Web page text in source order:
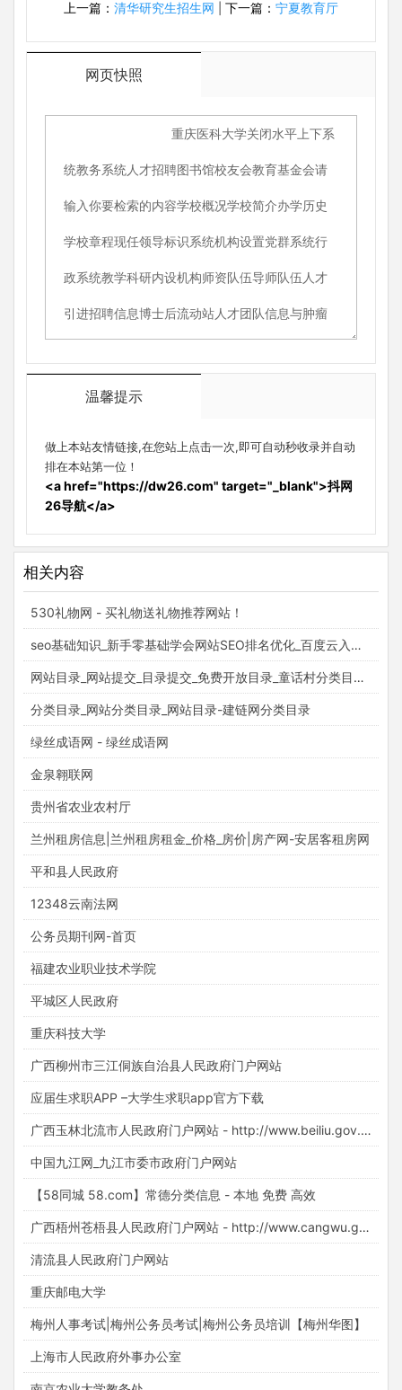
上一篇： 清华研究生招生网 下一篇： 宁夏教育厅
网页快照
温馨提示
做上本站友情链接,在您站上点击一次,即可自动秒收录并自动
排在本站第一位！
<a href="https://dw26.com" target="_blank">抖网
26导航</a>
相关内容
530礼物网 - 买礼物送礼物推荐网站！
seo基础知识_新手零基础学会网站SEO排名优化_百度云入门视频教程_梵吉seo
网站目录_网站提交_目录提交_免费开放目录_童话村分类目录官网
分类目录_网站分类目录_网站目录-建链网分类目录
绿丝成语网 - 绿丝成语网
金泉翱联网
贵州省农业农村厅
兰州租房信息|兰州租房租金_价格_房价|房产网-安居客租房网
平和县人民政府
12348云南法网
公务员期刊网-首页
福建农业职业技术学院
平城区人民政府
重庆科技大学
广西柳州市三江侗族自治县人民政府门户网站
应届生求职APP –大学生求职app官方下载
广西玉林北流市人民政府门户网站 - http://www.beiliu.gov.cn/
中国九江网_九江市委市政府门户网站
【58同城 58.com】常德分类信息 - 本地 免费 高效
广西梧州苍梧县人民政府门户网站 - http://www.cangwu.gov.cn/
清流县人民政府门户网站
重庆邮电大学
梅州人事考试|梅州公务员考试|梅州公务员培训【梅州华图】
上海市人民政府外事办公室